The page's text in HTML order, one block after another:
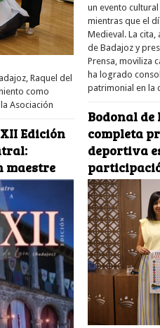
Raquel del
como
Asociación
Edición
maestre
un evento
mientras que el
Medieval. La
de Badajoz y
Prensa, moviliza
ha logrado
patrimonial en la
Bodonal
completa
deportiva